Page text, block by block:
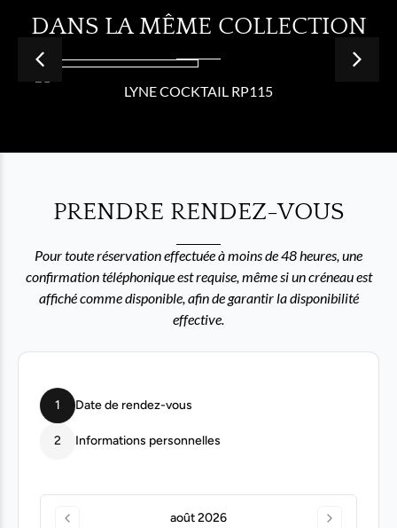
DANS LA MÊME COLLECTION
LYNE COCKTAIL RP115
PRENDRE RENDEZ-VOUS
Pour toute réservation effectuée à moins de 48 heures, une
confirmation téléphonique est requise, même si un créneau est
affiché comme disponible, afin de garantir la disponibilité
effective.